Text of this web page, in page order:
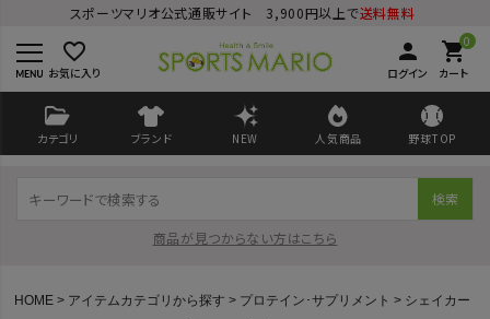
スポーツマリオ公式通販サイト 3,900円以上で送料無料
favorite_border
お気に入り
person
ログイン
0
shopping_cart
カート
カテゴリ ブランド NEW 人気商品 野球TOP
検索
商品が見つからない方はこちら
HOME アイテムカテゴリから探す プロテイン･サプリメント シェイカー